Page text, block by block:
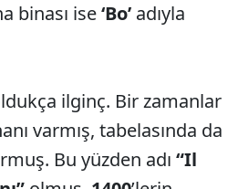
binası ise‘Bo’ adıyla
ilginç. Bir zamanlar
varmış, tabelasında da
Bu yüzden adı “Il